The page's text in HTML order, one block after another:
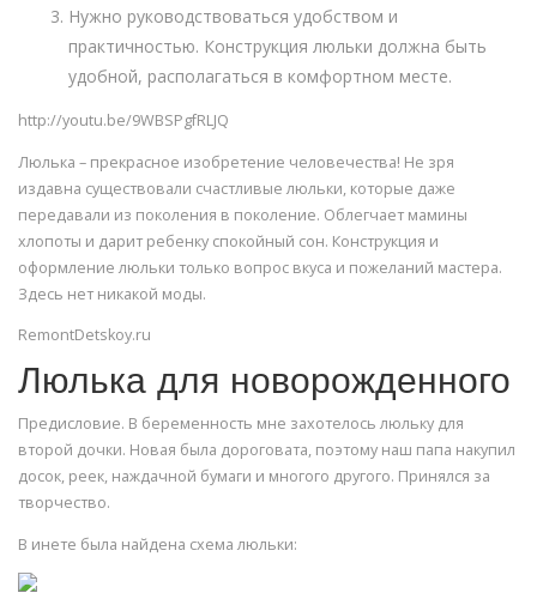
Нужно руководствоваться удобством и
практичностью. Конструкция люльки должна быть
удобной, располагаться в комфортном месте.
http://youtu.be/9WBSPgfRLJQ
Люлька – прекрасное изобретение человечества! Не зря
издавна существовали счастливые люльки, которые даже
передавали из поколения в поколение. Облегчает мамины
хлопоты и дарит ребенку спокойный сон. Конструкция и
оформление люльки только вопрос вкуса и пожеланий мастера.
Здесь нет никакой моды.
RemontDetskoy.ru
Люлька для новорожденного
Предисловие. В беременность мне захотелось люльку для
второй дочки. Новая была дороговата, поэтому наш папа накупил
досок, реек, наждачной бумаги и многого другого. Принялся за
творчество.
В инете была найдена схема люльки: